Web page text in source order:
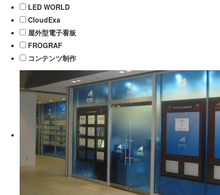
LED WORLD
CloudExa
屋外型電子看板
FROGRAF
コンテンツ制作